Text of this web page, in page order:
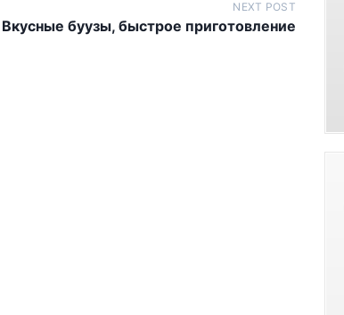
NEXT POST
Вкусные буузы, быстрое приготовление